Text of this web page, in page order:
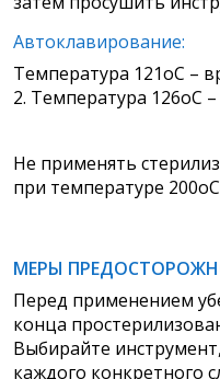
Автоклавирование:
Температура 121оС –
2. Температура 126оС
Не применять
при температуре
МЕРЫ
Перед применением
конца
Выбирайте
каждого конкретного